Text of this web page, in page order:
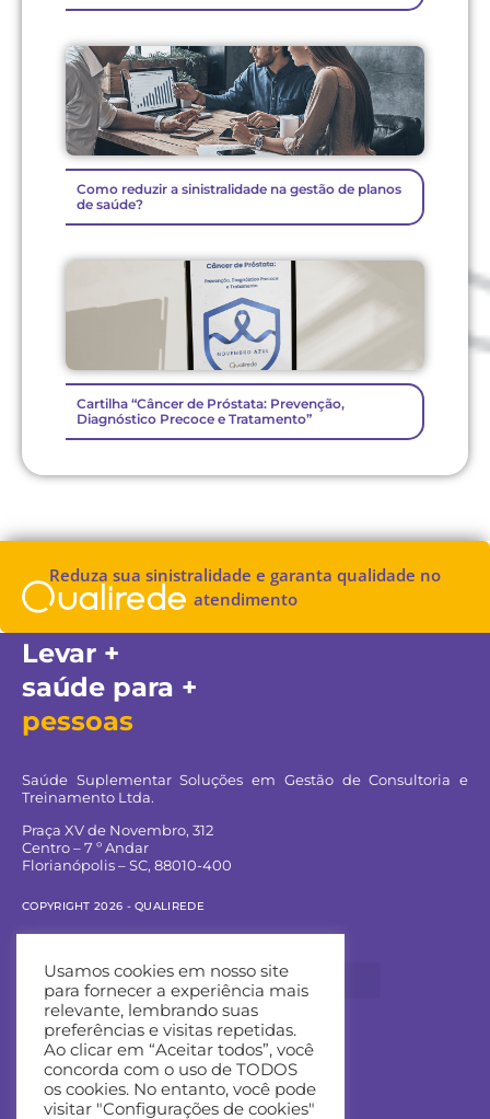
Como reduzir a sinistralidade na gestão de planos
de saúde?
Cartilha “Câncer de Próstata: Prevenção,
Diagnóstico Precoce e Tratamento”
Reduza sua sinistralidade e garanta qualidade no
atendimento
Levar +
saúde para +
pessoas
Saúde Suplementar Soluções em Gestão de Consultoria e
Treinamento Ltda.
Praça XV de Novembro, 312
Centro – 7 º Andar
Florianópolis – SC, 88010-400
COPYRIGHT 2026 - QUALIREDE
Entre em contato:
Contato Comercial
Usamos cookies em nosso site
para fornecer a experiência mais
relevante, lembrando suas
preferências e visitas repetidas.
Ao clicar em “Aceitar todos”, você
concorda com o uso de TODOS
os cookies. No entanto, você pode
visitar "Configurações de cookies"